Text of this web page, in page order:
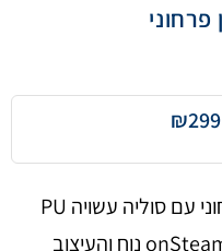
כפכפי סניטה FREYA בסגנון פרחוני עם סוליה עשויה PU
ורפידה רכה במיוחד עם מדרס onSteam נוח והעיצוב